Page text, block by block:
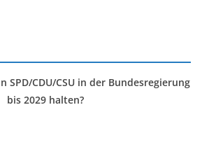
SPD/CDU/CSU in der Bundesregierung
bis 2029 halten?